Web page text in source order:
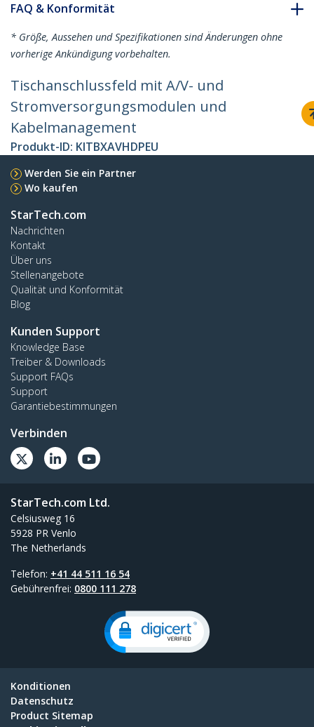
FAQ & Konformität
* Größe, Aussehen und Spezifikationen sind Änderungen ohne
vorherige Ankündigung vorbehalten.
Tischanschlussfeld mit A/V- und
Stromversorgungsmodulen und
Kabelmanagement
Produkt-ID: KITBXAVHDPEU
Werden Sie ein Partner
Wo kaufen
StarTech.com
Nachrichten
Kontakt
Über uns
Stellenangebote
Qualität und Konformität
Blog
Kunden Support
Knowledge Base
Treiber & Downloads
Support FAQs
Support
Garantiebestimmungen
Verbinden
StarTech.com Ltd.
Celsiusweg 16
5928 PR Venlo
The Netherlands
Telefon: +41 44 511 16 54
Gebührenfrei: 0800 111 278
Konditionen
Datenschutz
Product Sitemap